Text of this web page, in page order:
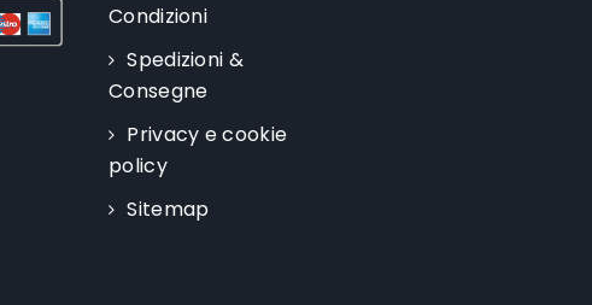
Condizioni
Spedizioni &
Consegne
Privacy e cookie
policy
Sitemap